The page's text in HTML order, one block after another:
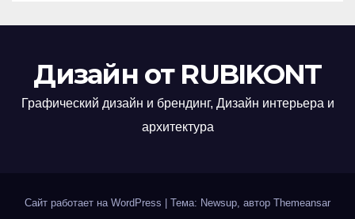
Дизайн от RUBIKONT
Графический дизайн и брендинг, Дизайн интерьера и
архитектура
Сайт работает на WordPress | Тема: Newsup, автор Themeansar